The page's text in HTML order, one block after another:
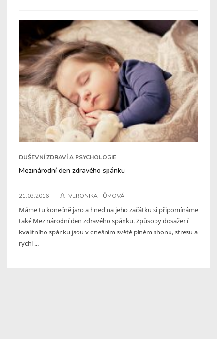
DUŠEVNÍ ZDRAVÍ A PSYCHOLOGIE
Mezinárodní den zdravého spánku
21.03.2016 VERONIKA TŮMOVÁ
Máme tu konečně jaro a hned na jeho začátku si připomínáme
také Mezinárodní den zdravého spánku. Způsoby dosažení
kvalitního spánku jsou v dnešním světě plném shonu, stresu a
rychl ...